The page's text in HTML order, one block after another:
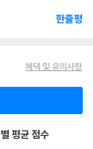
한줄평
혜택 및 유의사항
평균 점수